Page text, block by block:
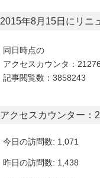
2015年8月15日にリニ
同日時点の
アクセスカウンタ：
記事閲覧数：3858243
アクセスカウンター：
今日の訪問数: 1,071
昨日の訪問数: 1,438